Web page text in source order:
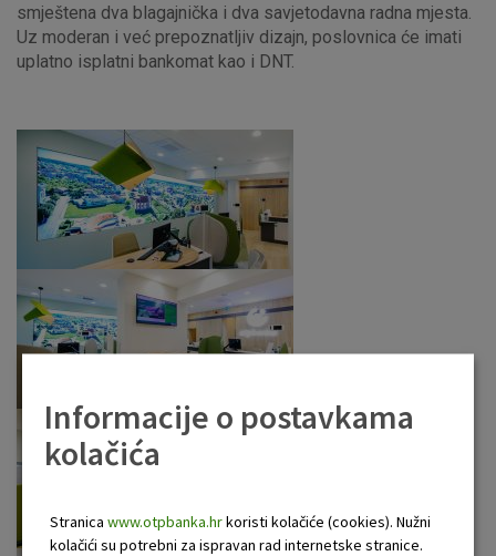
smještena dva blagajnička i dva savjetodavna radna mjesta.
Uz moderan i već prepoznatljiv dizajn, poslovnica će imati
uplatno isplatni bankomat kao i DNT.
Informacije o postavkama
kolačića
Stranica www.otpbanka.hrkoristi kolačiće (cookies). Nužni
kolačići su potrebni za ispravan rad internetske stranice.